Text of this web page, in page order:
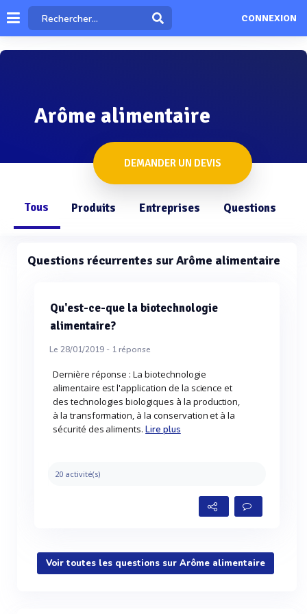
CONNEXION
Arôme alimentaire
DEMANDER UN DEVIS
Tous Produits Entreprises Questions
Questions récurrentes sur Arôme alimentaire
Qu'est-ce-que la biotechnologie
alimentaire?
Le 28/01/2019 - 1réponse
Dernière réponse : La biotechnologie
alimentaire est l'application de la science et
des technologies biologiques à la production,
à la transformation, à la conservation et à la
sécurité des aliments.Lire plus
20 activité(s)
Voir toutes les questions sur Arôme alimentaire